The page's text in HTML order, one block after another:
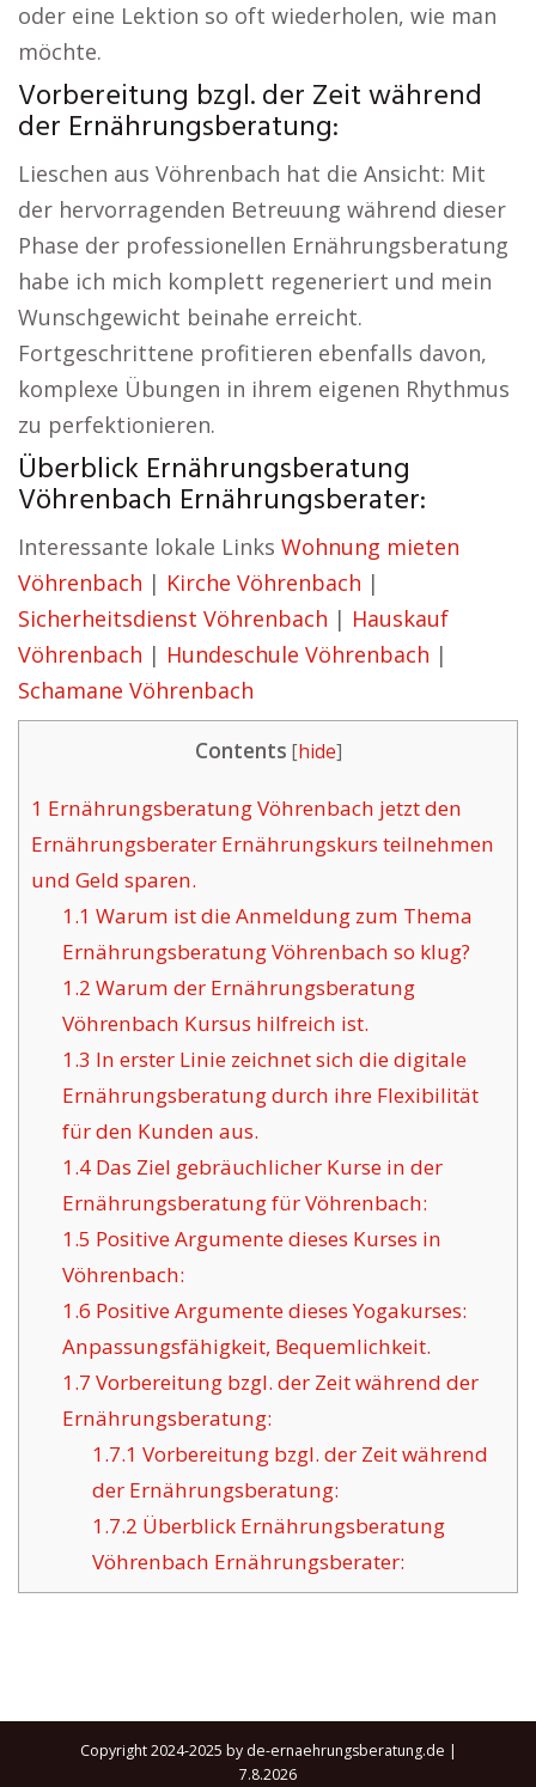
oder eine Lektion so oft wiederholen, wie man
möchte.
Vorbereitung bzgl. der Zeit während
der Ernährungsberatung:
Lieschen aus Vöhrenbach hat die Ansicht: Mit
der hervorragenden Betreuung während dieser
Phase der professionellen Ernährungsberatung
habe ich mich komplett regeneriert und mein
Wunschgewicht beinahe erreicht.
Fortgeschrittene profitieren ebenfalls davon,
komplexe Übungen in ihrem eigenen Rhythmus
zu perfektionieren.
Überblick Ernährungsberatung
Vöhrenbach Ernährungsberater:
Interessante lokale Links Wohnung mieten
Vöhrenbach | Kirche Vöhrenbach |
Sicherheitsdienst Vöhrenbach | Hauskauf
Vöhrenbach | Hundeschule Vöhrenbach |
Schamane Vöhrenbach
Contents [hide]
1 Ernährungsberatung Vöhrenbach jetzt den
Ernährungsberater Ernährungskurs teilnehmen
und Geld sparen.
1.1 Warum ist die Anmeldung zum Thema
Ernährungsberatung Vöhrenbach so klug?
1.2 Warum der Ernährungsberatung
Vöhrenbach Kursus hilfreich ist.
1.3 In erster Linie zeichnet sich die digitale
Ernährungsberatung durch ihre Flexibilität
für den Kunden aus.
1.4Das Ziel gebräuchlicher Kurse in der
Ernährungsberatung für Vöhrenbach:
1.5 Positive Argumente dieses Kurses in
Vöhrenbach:
1.6 Positive Argumente dieses Yogakurses:
Anpassungsfähigkeit, Bequemlichkeit.
1.7 Vorbereitung bzgl. der Zeit während der
Ernährungsberatung:
1.7.1 Vorbereitung bzgl. der Zeit während
der Ernährungsberatung:
1.7.2 Überblick Ernährungsberatung
Vöhrenbach Ernährungsberater:
Copyright 2024-2025 by de-ernaehrungsberatung.de |
7.8.2026